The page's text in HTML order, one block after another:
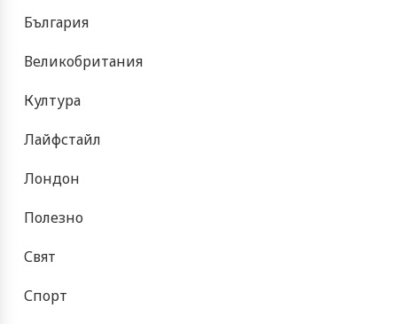
България
Великобритания
Култура
Лайфстайл
Лондон
Полезно
Свят
Спорт